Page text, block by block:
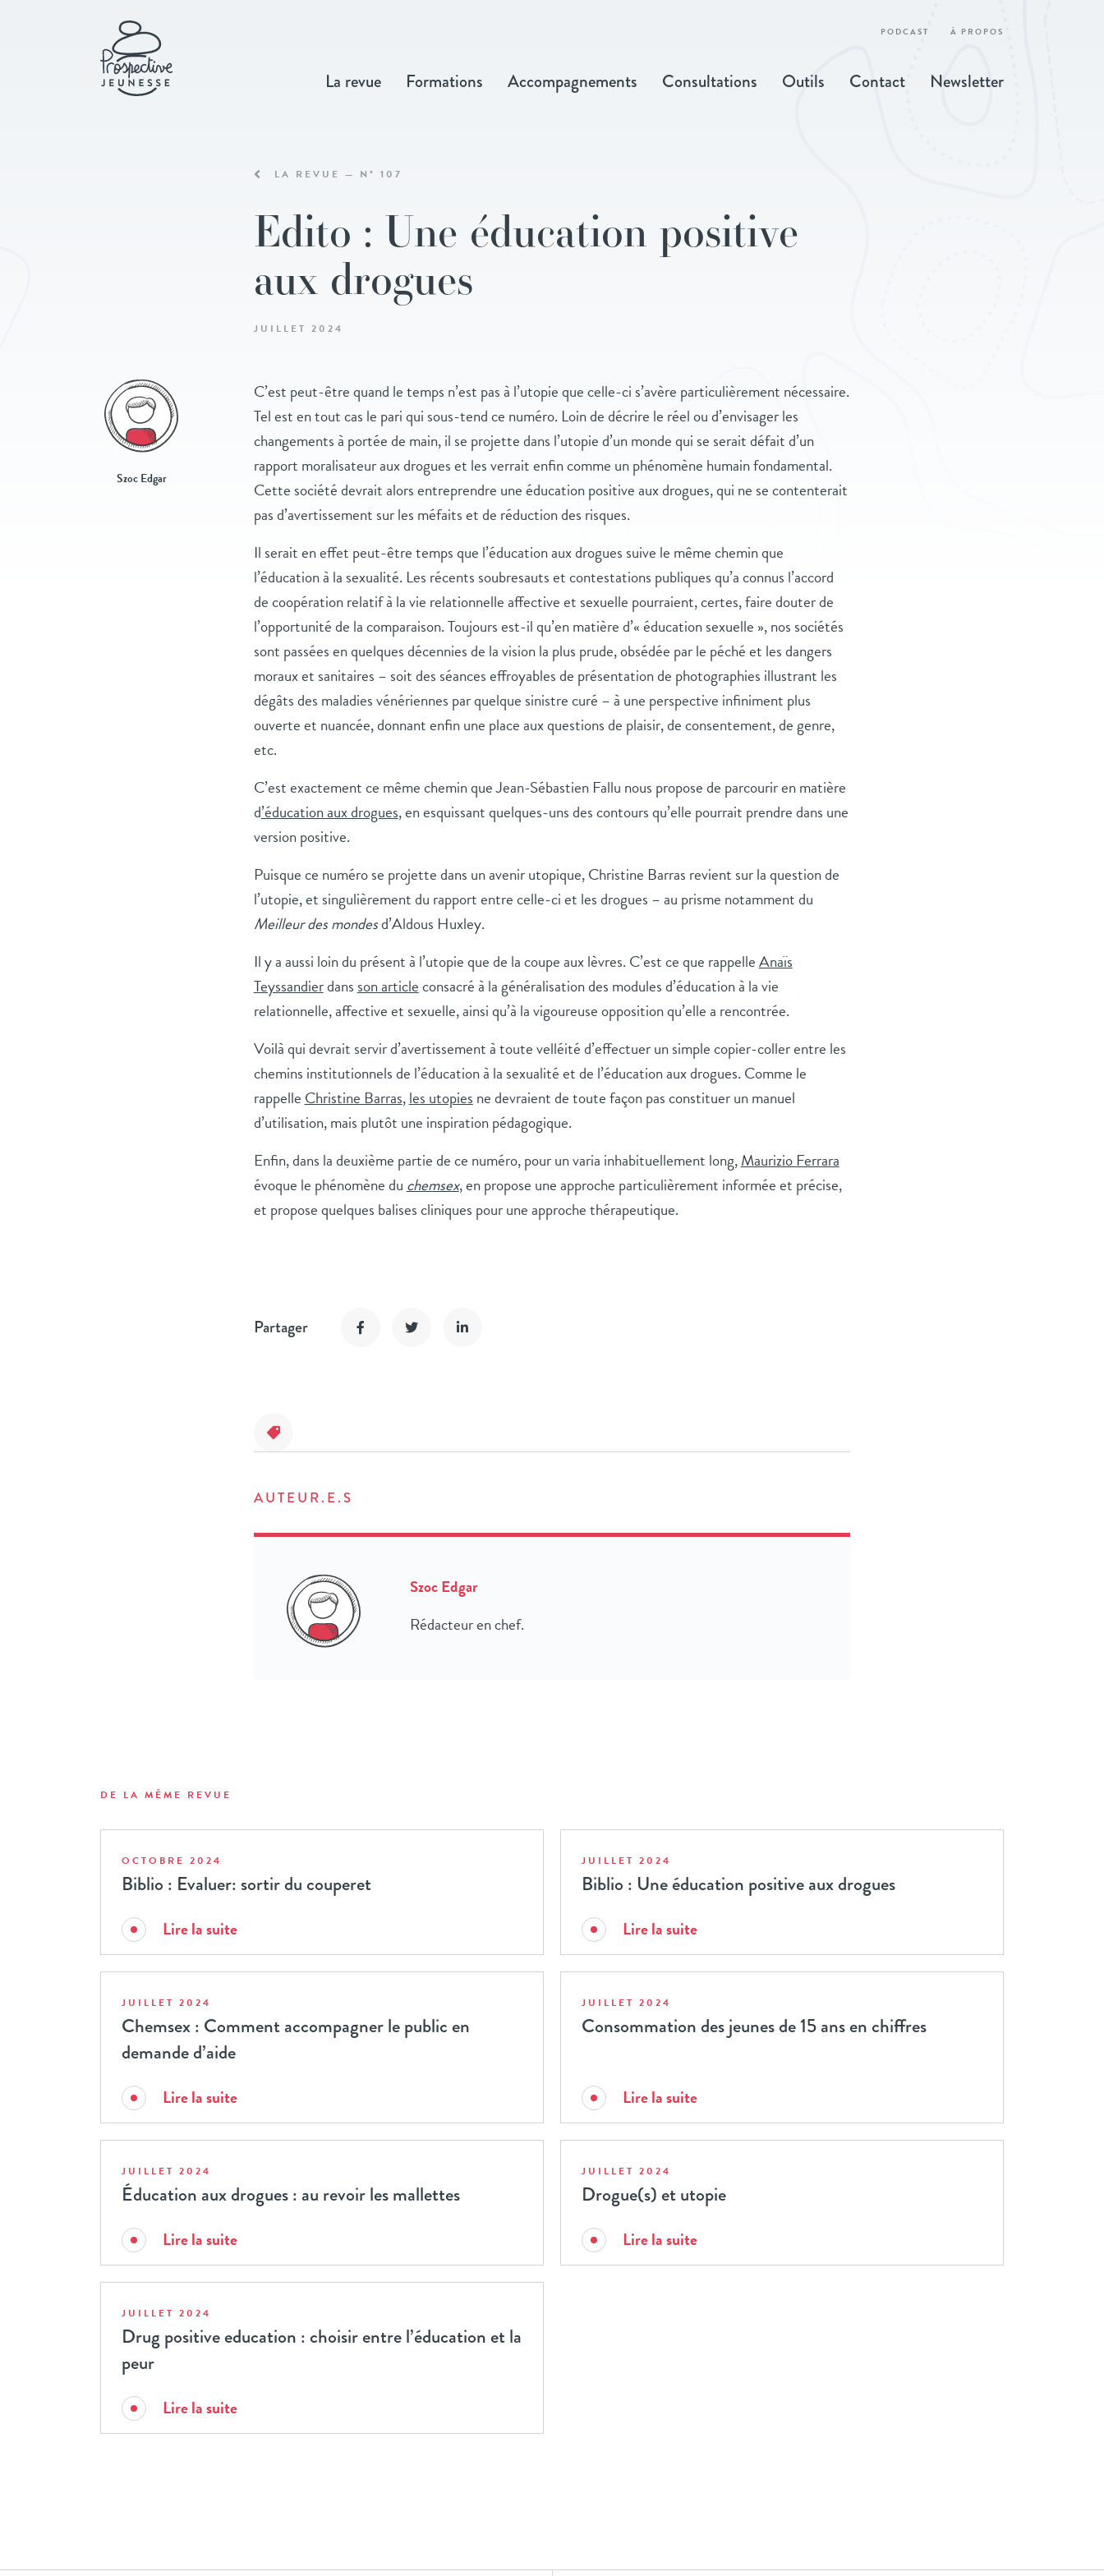
PODCAST À PROPOS
La revue Formations Accompagnements Consultations Outils Contact Newsletter
LA REVUE — N° 107
Edito : Une éducation positive
aux drogues
JUILLET 2024
Szoc Edgar
C’est peut-être quand le temps n’est pas à l’utopie que celle-ci s’avère particulièrement nécessaire.
Tel est en tout cas le pari qui sous-tend ce numéro. Loin de décrire le réel ou d’envisager les
changements à portée de main, il se projette dans l’utopie d’un monde qui se serait défait d’un
rapport moralisateur aux drogues et les verrait enfin comme un phénomène humain fondamental.
Cette société devrait alors entreprendre une éducation positive aux drogues, qui ne se contenterait
pas d’avertissement sur les méfaits et de réduction des risques.
Il serait en effet peut-être temps que l’éducation aux drogues suive le même chemin que
l’éducation à la sexualité. Les récents soubresauts et contestations publiques qu’a connus l’accord
de coopération relatif à la vie relationnelle affective et sexuelle pourraient, certes, faire douter de
l’opportunité de la comparaison. Toujours est-il qu’en matière d’« éducation sexuelle », nos sociétés
sont passées en quelques décennies de la vision la plus prude, obsédée par le péché et les dangers
moraux et sanitaires – soit des séances effroyables de présentation de photographies illustrant les
dégâts des maladies vénériennes par quelque sinistre curé – à une perspective infiniment plus
ouverte et nuancée, donnant enfin une place aux questions de plaisir, de consentement, de genre,
etc.
C’est exactement ce même chemin que Jean-Sébastien Fallu nous propose de parcourir en matière
d’éducation aux drogues, en esquissant quelques-uns des contours qu’elle pourrait prendre dans une
version positive.
Puisque ce numéro se projette dans un avenir utopique, Christine Barras revient sur la question de
l’utopie, et singulièrement du rapport entre celle-ci et les drogues – au prisme notamment du
Meilleur des mondesd’Aldous Huxley.
Il y a aussi loin du présent à l’utopie que de la coupe aux lèvres. C’est ce que rappelleAnaïs
Teyssandierdansson articleconsacré à la généralisation des modules d’éducation à la vie
relationnelle, affective et sexuelle, ainsi qu’à la vigoureuse opposition qu’elle a rencontrée.
Voilà qui devrait servir d’avertissement à toute velléité d’effectuer un simple copier-coller entre les
chemins institutionnels de l’éducation à la sexualité et de l’éducation aux drogues. Comme le
rappelleChristine Barras,les utopiesne devraient de toute façon pas constituer un manuel
d’utilisation, mais plutôt une inspiration pédagogique.
Enfin, dans la deuxième partie de ce numéro, pour un varia inhabituellement long,Maurizio Ferrara
évoque le phénomène duchemsex, en propose une approche particulièrement informée et précise,
et propose quelques balises cliniques pour une approche thérapeutique.
Partager
AUTEUR.E.S
Szoc Edgar
Rédacteur en chef.
DE LA MÊME REVUE
OCTOBRE 2024
Biblio : Evaluer: sortir du couperet
Lire la suite
JUILLET 2024
Biblio : Une éducation positive aux drogues
Lire la suite
JUILLET 2024
Chemsex : Comment accompagner le public en
demande d’aide
Lire la suite
JUILLET 2024
Consommation des jeunes de 15 ans en chiffres
Lire la suite
JUILLET 2024
Éducation aux drogues : au revoir les mallettes
Lire la suite
JUILLET 2024
Drogue(s) et utopie
Lire la suite
JUILLET 2024
Drug positive education : choisir entre l’éducation et la
peur
Lire la suite